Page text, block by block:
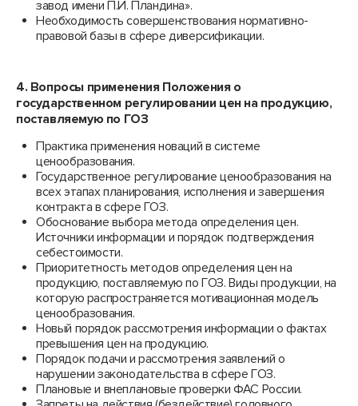
завод имени П.И. Пландина».
Необходимость совершенствования нормативно-
правовой базы в сфере диверсификации.
4. Вопросы применения Положения о
государственном регулировании цен на продукцию,
поставляемую по ГОЗ
Практика применения новаций в системе
ценообразования.
Государственное регулирование ценообразования на
всех этапах планирования, исполнения и завершения
контракта в сфере ГОЗ.
Обоснование выбора метода определения цен.
Источники информации и порядок подтверждения
себестоимости.
Приоритетность методов определения цен на
продукцию, поставляемую по ГОЗ. Виды продукции, на
которую распространяется мотивационная модель
ценообразования.
Новый порядок рассмотрения информации о фактах
превышения цен на продукцию.
Порядок подачи и рассмотрения заявлений о
нарушении законодательства в сфере ГОЗ.
Плановые и внеплановые проверки ФАС России.